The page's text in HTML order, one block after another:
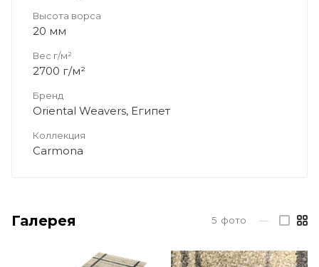
Высота ворса
20 мм
Вес г/м²
2700 г/м²
Бренд
Oriental Weavers, Египет
Коллекция
Carmona
Галерея 5 фото —